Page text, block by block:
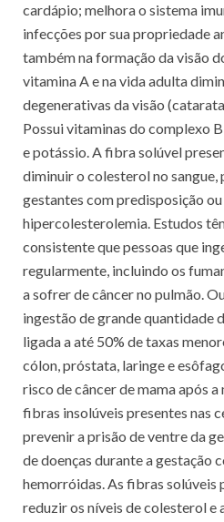
cardápio; melhora o sistema
infecções por sua propriedade
também na formação da visão
vitamina A e na vida adulta
degenerativas da visão
Possui vitaminas do complexo
e potássio. A fibra solúvel
diminuir o colesterol no sangue,
gestantes com predisposição
hipercolesterolemia. Estudos
consistente que pessoas que
regularmente, incluindo os
a sofrer de câncer no pulmão.
ingestão de grande quantidade
ligada a até 50% de taxas
cólon, próstata, laringe e
risco de câncer de mama após a
fibras insolúveis presentes nas
prevenir a prisão de ventre da
de doenças durante a gestação
hemorróidas. As fibras solúveis
reduzir os níveis de colesterol e